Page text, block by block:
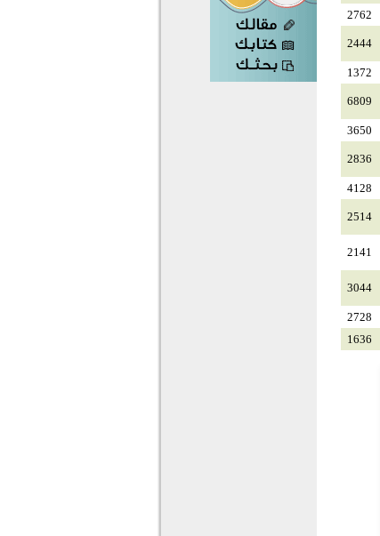
2762
2444
1372
6809
3650
2836
4128
2514
2141
3044
2728
1636